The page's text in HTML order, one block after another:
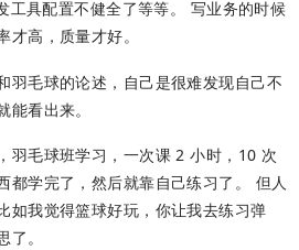
工具配置不健全了等等。 写业务的时候
才高，质量才好。
羽毛球的论述，自己是很难发现自己不
能看出来。
羽毛球班学习，一次课 2 小时，10 次
都学完了，然后就靠自己练习了。 但人
如我觉得篮球好玩，你让我去练习弹
。